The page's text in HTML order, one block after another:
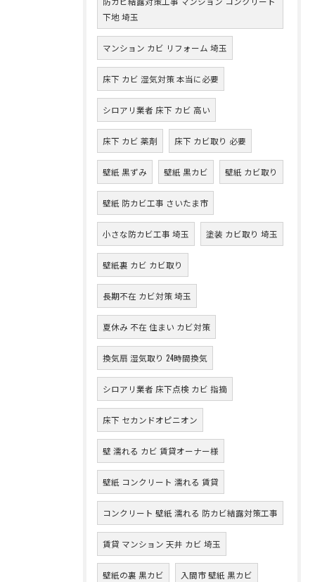
下地 埼玉
マンション カビ リフォーム 埼玉
床下 カビ 湿気対策 本当に必要
シロアリ業者 床下 カビ 高い
床下 カビ 薬剤 床下 カビ取り 必要
壁紙 黒ずみ 壁紙 黒カビ 壁紙 カビ取り
壁紙 防カビ工事 さいたま市
小さな防カビ工事 埼玉 塗装 カビ取り 埼玉
壁紙裏 カビ カビ取り
長期不在 カビ対策 埼玉
夏休み 不在 住まい カビ対策
換気扇 湿気取り 24時間換気
シロアリ業者 床下点検 カビ 指摘
床下 セカンドオピニオン
壁 濡れる カビ 賃貸オーナー様
壁紙 コンクリート 濡れる 賃貸
コンクリート 壁紙 濡れる 防カビ結露対策工事
賃貸 マンション 天井 カビ 埼玉
壁紙の裏 黒カビ 入間市 壁紙 黒カビ